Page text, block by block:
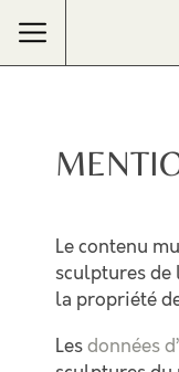
Le contenu
sculptures de
la propriété
Les données